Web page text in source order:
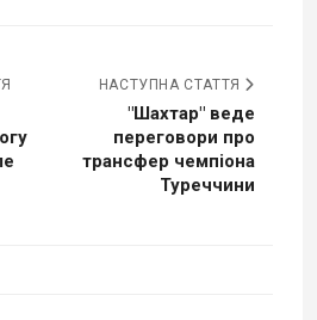
НАСТУПНА СТАТТЯ
"Шахтар" веде
переговори про
трансфер чемпіона
Туреччини